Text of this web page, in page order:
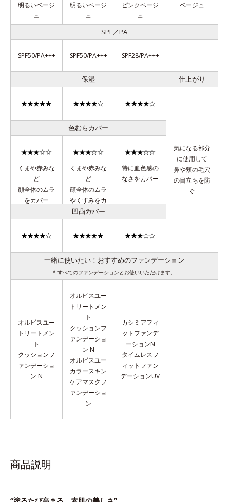
明るいベージ
ュ
明るいベージ
ュ
ピンクベージ
ュ
ベージュ
SPF／PA
SPF50/PA+++ SPF50/PA+++ SPF28/PA+++ -
保湿 仕上がり
気になる部分
に使用して
鼻や頬の毛穴
の目立ちを防
ぐ
色むらカバー
くまや赤みな
ど
顔全体のムラ
をカバー
くまや赤みな
ど
顔全体のムラ
やくすみをカ
バー
特に血色感の
なさをカバー
凹凸カバー
一緒に使いたい！おすすめのファンデーション
* すべてのファンデーションとお使いいただけます。
オルビスユー
トリートメン
ト
クッションフ
ァンデーショ
ン N
オルビスユー
トリートメン
ト
クッションフ
ァンデーショ
ン N
オルビスユー
カラースキン
ケアマスクフ
ァンデーショ
ン
カシミアフィ
ットファンデ
ーションN
タイムレスフ
ィットファン
デーションUV
商品説明